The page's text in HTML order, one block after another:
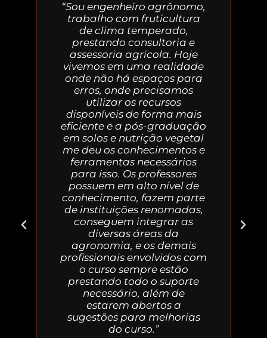
“Sou engenheiro agrônomo,
trabalho com fruticultura
de clima temperado,
prestando consultoria e
assessoria agrícola. Hoje
vivemos em uma realidade
onde não há espaços para
erros, onde precisamos
utilizar os recursos
disponíveis de forma mais
eficiente e a pós-graduação
em solos e nutrição vegetal
me deu os conhecimentos e
ferramentas necessários
para isso. Os professores
possuem em alto nível de
conhecimento, fazem parte
de instituições renomadas,
conseguem integrar as
diversas áreas da
agronomia, e os demais
profissionais envolvidos com
o curso sempre estão
prestando todo o suporte
necessário, além de
estarem abertos a
sugestões para melhorias
do curso.”